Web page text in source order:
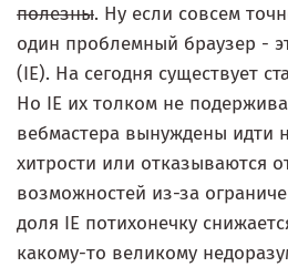
полезны. Ну если совсем
один проблемный браузер -
(IE). На сегодня существует
Но IE их толком не
вебмастера вынуждены идти
хитрости или отказываются
возможностей из-за
доля IE потихонечку
какому-то великому